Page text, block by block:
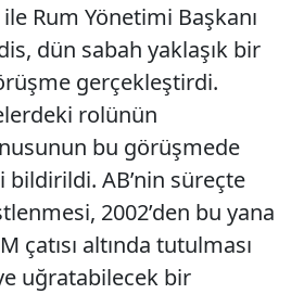
Rum Yönetimi Başkanı
dün sabah yaklaşık bir
gerçekleştirdi.
rolünün
bu görüşmede
AB’nin süreçte
2002’den bu yana
çatısı altında tutulması
uğratabilecek bir